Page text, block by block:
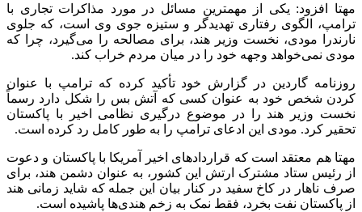
مهتا افزود: یکی از مهمترین مسائل در مورد مذاکرات تجاری با
ترامپ، الگوی رفتاری تهدیدگر و ستیزه جوی وی است، که جلوی
نارندرا
مودی، نخست وزیر هند، برای مصالحه را می‌گیرد، چرا که
مودی نمی‌خواهد وجهه خود را در میان مردم خراب کند.
روزنامه گاردین در گزارش خود تأکید کرده که ترامپ با عنوان
کردن شخص خود به عنوان کسی که آتش بس را شکل دارد رسماً
نخست وزیر هند را در موضوع درگیری نظامی اخیر با پاکستان
تحقیر کرد. مودی این ادعای ترامپ را به طور کامل رد کرده است.
مهتا هم معتقد است که قراردادهای اخیر آمریکا با پاکستان و دعوت
از رئیس ستاد مشترک ارتش این کشور، به عنوان دشمن هند، برای
صرف ناهار در کاخ سفید در کنار بیان این جمله که شاید زمانی هند
از پاکستان نفت بخرد، فقط نمک به زخم هندی‌ها پاشیده است.